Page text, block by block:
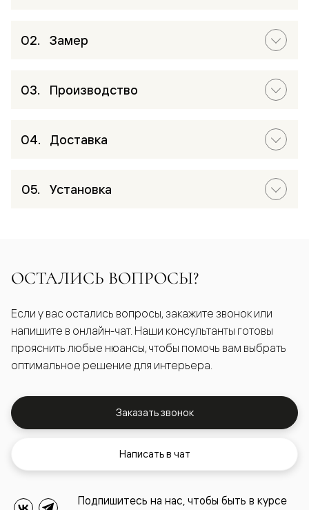
Замер
Производство
Доставка
Установка
ОСТАЛИСЬ ВОПРОСЫ?
Если у вас остались вопросы, закажите звонок или
напишите в онлайн-чат. Наши консультанты готовы
прояснить любые нюансы, чтобы помочь вам выбрать
оптимальное решение для интерьера.
Заказать звонок
Написать в чат
Подпишитесь на нас, чтобы быть в курсе